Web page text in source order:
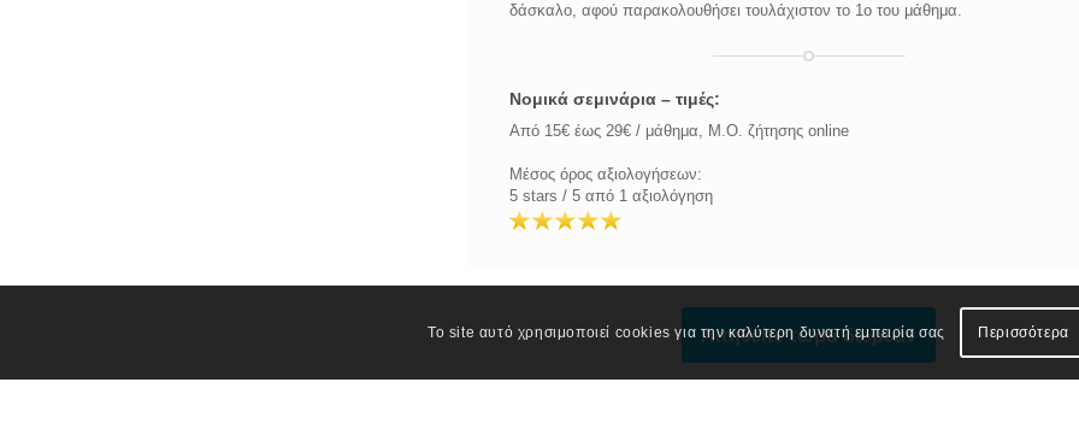
δάσκαλο, αφού παρακολουθήσει τουλάχιστον το 1ο του μάθημα.
Νομικά σεμινάρια – τιμές:
Από 15€ έως 29€ / μάθημα, Μ.Ο. ζήτησης online
Μέσος όρος αξιολογήσεων:
5 stars / 5 από 1 αξιολόγηση
Αιτηθείτε τώρα δωρεάν
Το site αυτό χρησιμοποιεί cookies για την καλύτερη δυνατή εμπειρία σας Περισσότερα